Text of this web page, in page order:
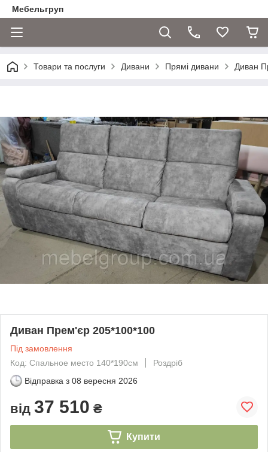
Мебельгруп
Товари та послуги Дивани Прямі дивани Диван
Диван Прем'єр 205*100*100
Під замовлення
Код: Спальное место 140*190см
Роздріб
Відправка з 08 вересня 2026
від 37 510 ₴
Купити